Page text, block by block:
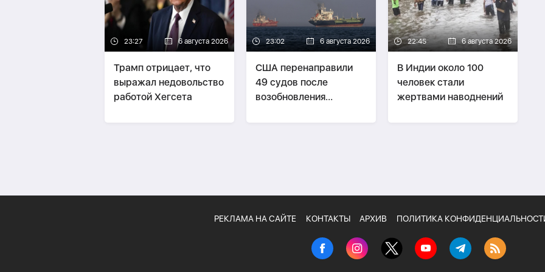
23:27 6 августа 2026
Трамп отрицает, что
выражал недовольство
работой Хегсета
23:02 6 августа 2026
США перенаправили
49 судов после
возобновления
22:45 6 августа 2026
В Индии около 100
человек стали
жертвами наводнений
РЕКЛАМА НА САЙТЕ КОНТАКТЫ АРХИВ ПОЛИТИКА